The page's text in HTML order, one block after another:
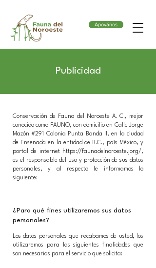
Apoyános
Publicidad
Conservación de Fauna del Noroeste A. C., mejor
conocido como FAUNO, con domicilio en Calle Jorge
Mazón #291 Colonia Punta Banda II, en la ciudad
de Ensenada en la entidad de B.C., país México, y
portal de internet https://faunadelnoroeste.jorg/,
es el responsable del uso y protección de sus datos
personales, y al respecto le informamos lo
siguiente:
¿Para qué fines utilizaremos sus datos
personales?
Los datos personales que recabamos de usted, los
utilizaremos para las siguientes finalidades que
son necesarias para el servicio que solicita: